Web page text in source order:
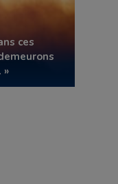
ces
»